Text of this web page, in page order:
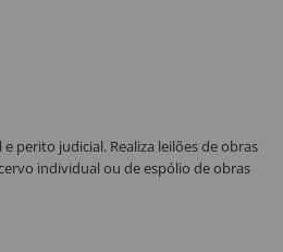
perito judicial. Realiza leilões de obras
individual ou de espólio de obras